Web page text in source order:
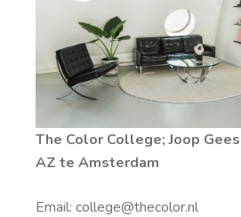
The Color College; Joop
AZ te Amsterdam
Email: college@thecolor.nl